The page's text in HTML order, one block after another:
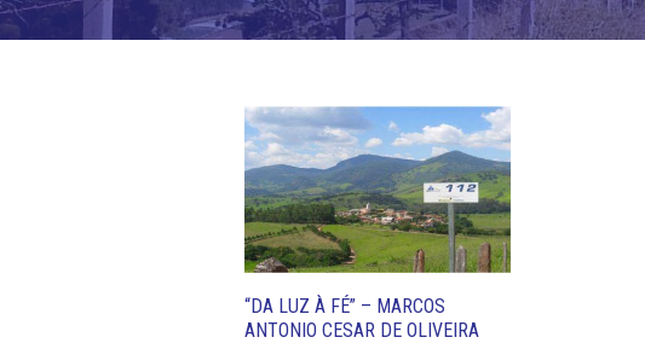
“DA LUZ À FÉ” – MARCOS
ANTONIO CESAR DE OLIVEIRA